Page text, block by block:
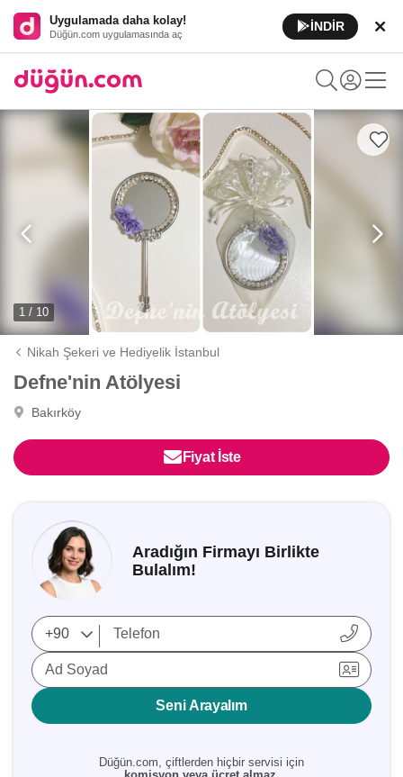
Uygulamada daha kolay!
Düğün.com uygulamasında aç
İNDİR
1 / 10
Nikah Şekeri ve Hediyelik İstanbul
Defne'nin Atölyesi
Bakırköy
Fiyat İste
Aradığın Firmayı Birlikte
Bulalım!
Ad Soyad
Seni Arayalım
Düğün.com, çiftlerden hiçbir servisi için